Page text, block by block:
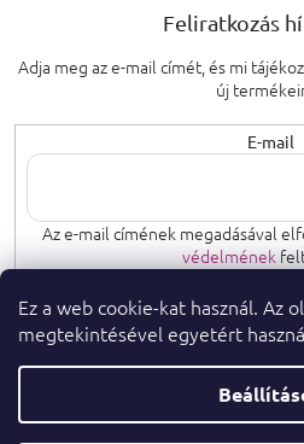
Ez a web cookie-kat használ. Az
megtekintésével egyetért
Feliratkozás
Adja meg az e-mail címét, és mi
új
E-mail
Az e-mail címének megadásával
védelmének
Copyright 2026